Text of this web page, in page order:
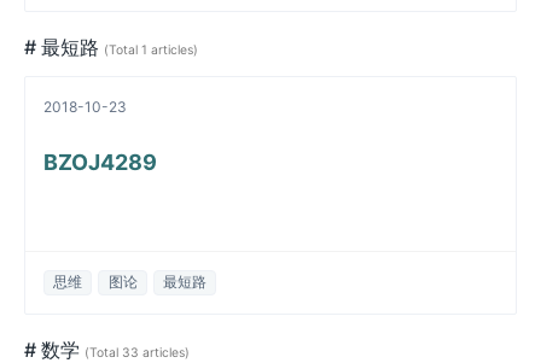
# 最短路 (Total 1 articles)
2018-10-23
BZOJ4289
思维 图论 最短路
# 数学 (Total 33 articles)